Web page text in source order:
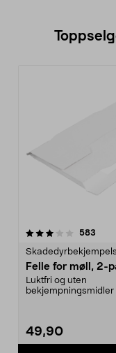
583
Felle for møll, 2-
Luktfri og uten
49,90
4.5 av 5